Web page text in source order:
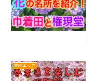
関東エリア